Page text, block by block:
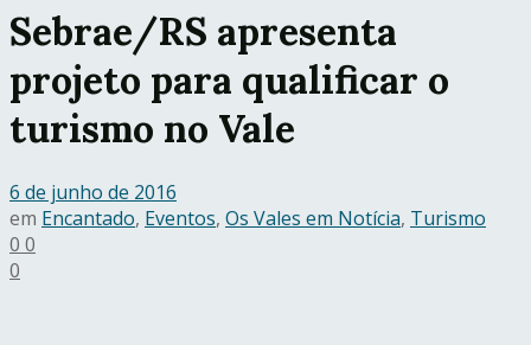
Sebrae/RS apresenta
projeto para qualificar o
turismo no Vale
6 de junho de 2016
em Encantado, Eventos, Os Vales em Notícia, Turismo
0 0
0